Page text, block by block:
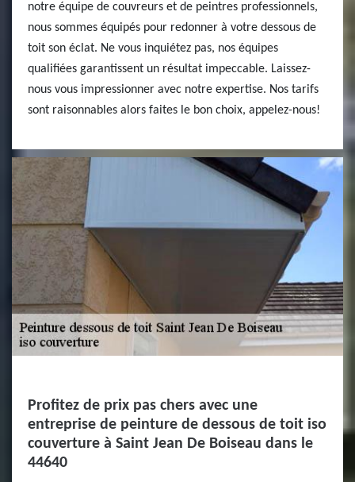
notre équipe de couvreurs et de peintres professionnels,
nous sommes équipés pour redonner à votre dessous de
toit son éclat. Ne vous inquiétez pas, nos équipes
qualifiées garantissent un résultat impeccable. Laissez-
nous vous impressionner avec notre expertise. Nos tarifs
sont raisonnables alors faites le bon choix, appelez-nous!
Profitez de prix pas chers avec une
entreprise de peinture de dessous de toit iso
couverture à Saint Jean De Boiseau dans le
44640